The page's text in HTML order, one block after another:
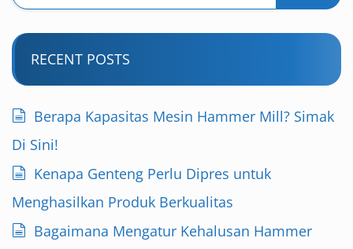
RECENT POSTS
Berapa Kapasitas Mesin Hammer Mill? Simak
Di Sini!
Kenapa Genteng Perlu Dipres untuk
Menghasilkan Produk Berkualitas
Bagaimana Mengatur Kehalusan Hammer